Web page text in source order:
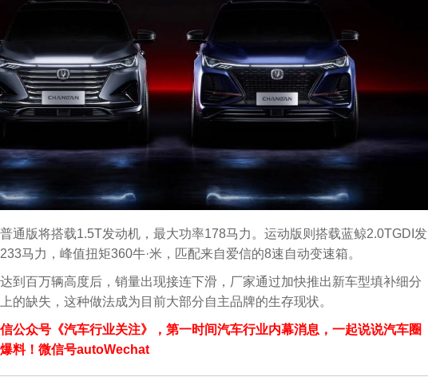
通版将搭载1.5T发动机，最大功率178马力。运动版则搭载蓝鲸2.0TGDI发
马力，峰值扭矩360牛·米，匹配来自爱信的8速自动变速箱。
到百万辆高度后，销量出现接连下滑，厂家通过加快推出新车型填补细分
的缺失，这种做法成为目前大部分自主品牌的生存现状。
公众号《汽车行业关注》，第一时间汽车行业内幕消息，一起说说汽车圈
料！微信号autoWechat